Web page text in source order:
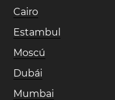
Cairo
Estambul
Moscú
Dubái
Mumbai